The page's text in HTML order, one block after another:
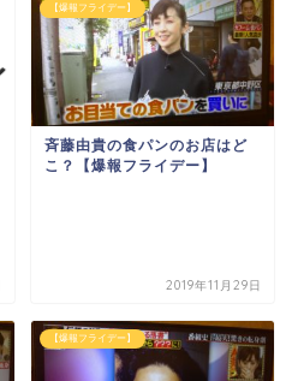
【爆報フライデー】
斉藤由貴の食パンのお店はど
こ？【爆報フライデー】
2019年11月29日
【爆報フライデー】